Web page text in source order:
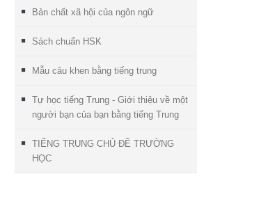
Bản chất xã hội của ngôn ngữ
Sách chuẩn HSK
Mẫu câu khen bằng tiếng trung
Tự học tiếng Trung - Giới thiệu về một
người bạn của bạn bằng tiếng Trung
TIẾNG TRUNG CHỦ ĐỀ TRƯỜNG
HỌC